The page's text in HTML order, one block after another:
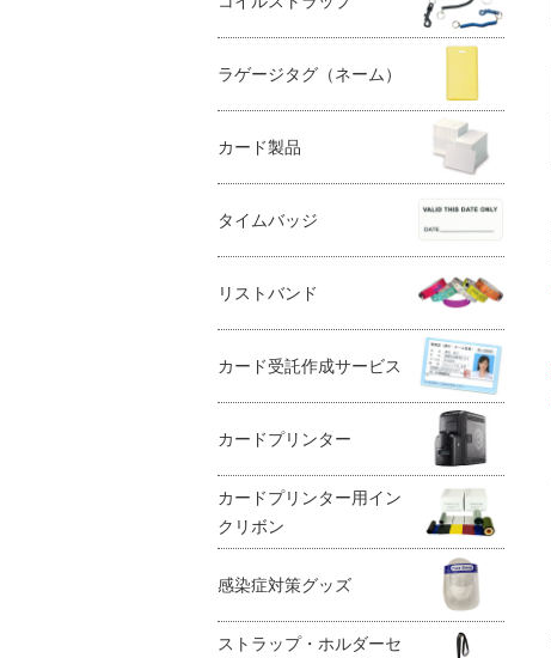
ラゲージタグ（ネーム）
カード製品
タイムバッジ
リストバンド
カード受託作成サービス
カードプリンター
カードプリンター用イン
クリボン
感染症対策グッズ
ストラップ・ホルダーセ